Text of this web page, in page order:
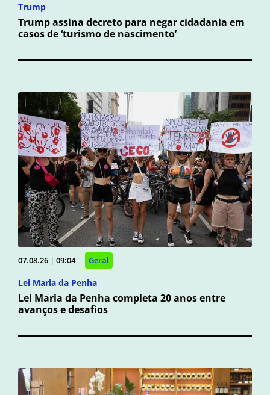
Trump
Trump assina decreto para negar cidadania em
casos de ‘turismo de nascimento’
07.08.26 | 09:04 Geral
Lei Maria da Penha
Lei Maria da Penha completa 20 anos entre
avanços e desafios